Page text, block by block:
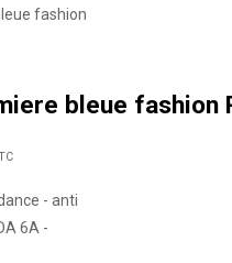
bleue fashion